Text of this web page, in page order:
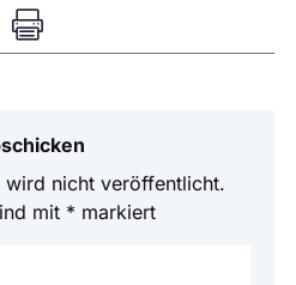

wird nicht veröffentlicht.
mit * markiert